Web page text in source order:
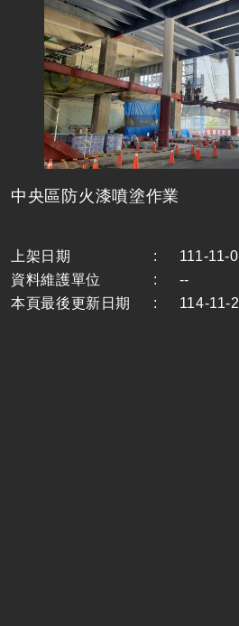
中央區防火漆噴塗作業
上架日期 :
111-11-
資料維護單位
:
--
本頁最後更新日期
: 114-11-